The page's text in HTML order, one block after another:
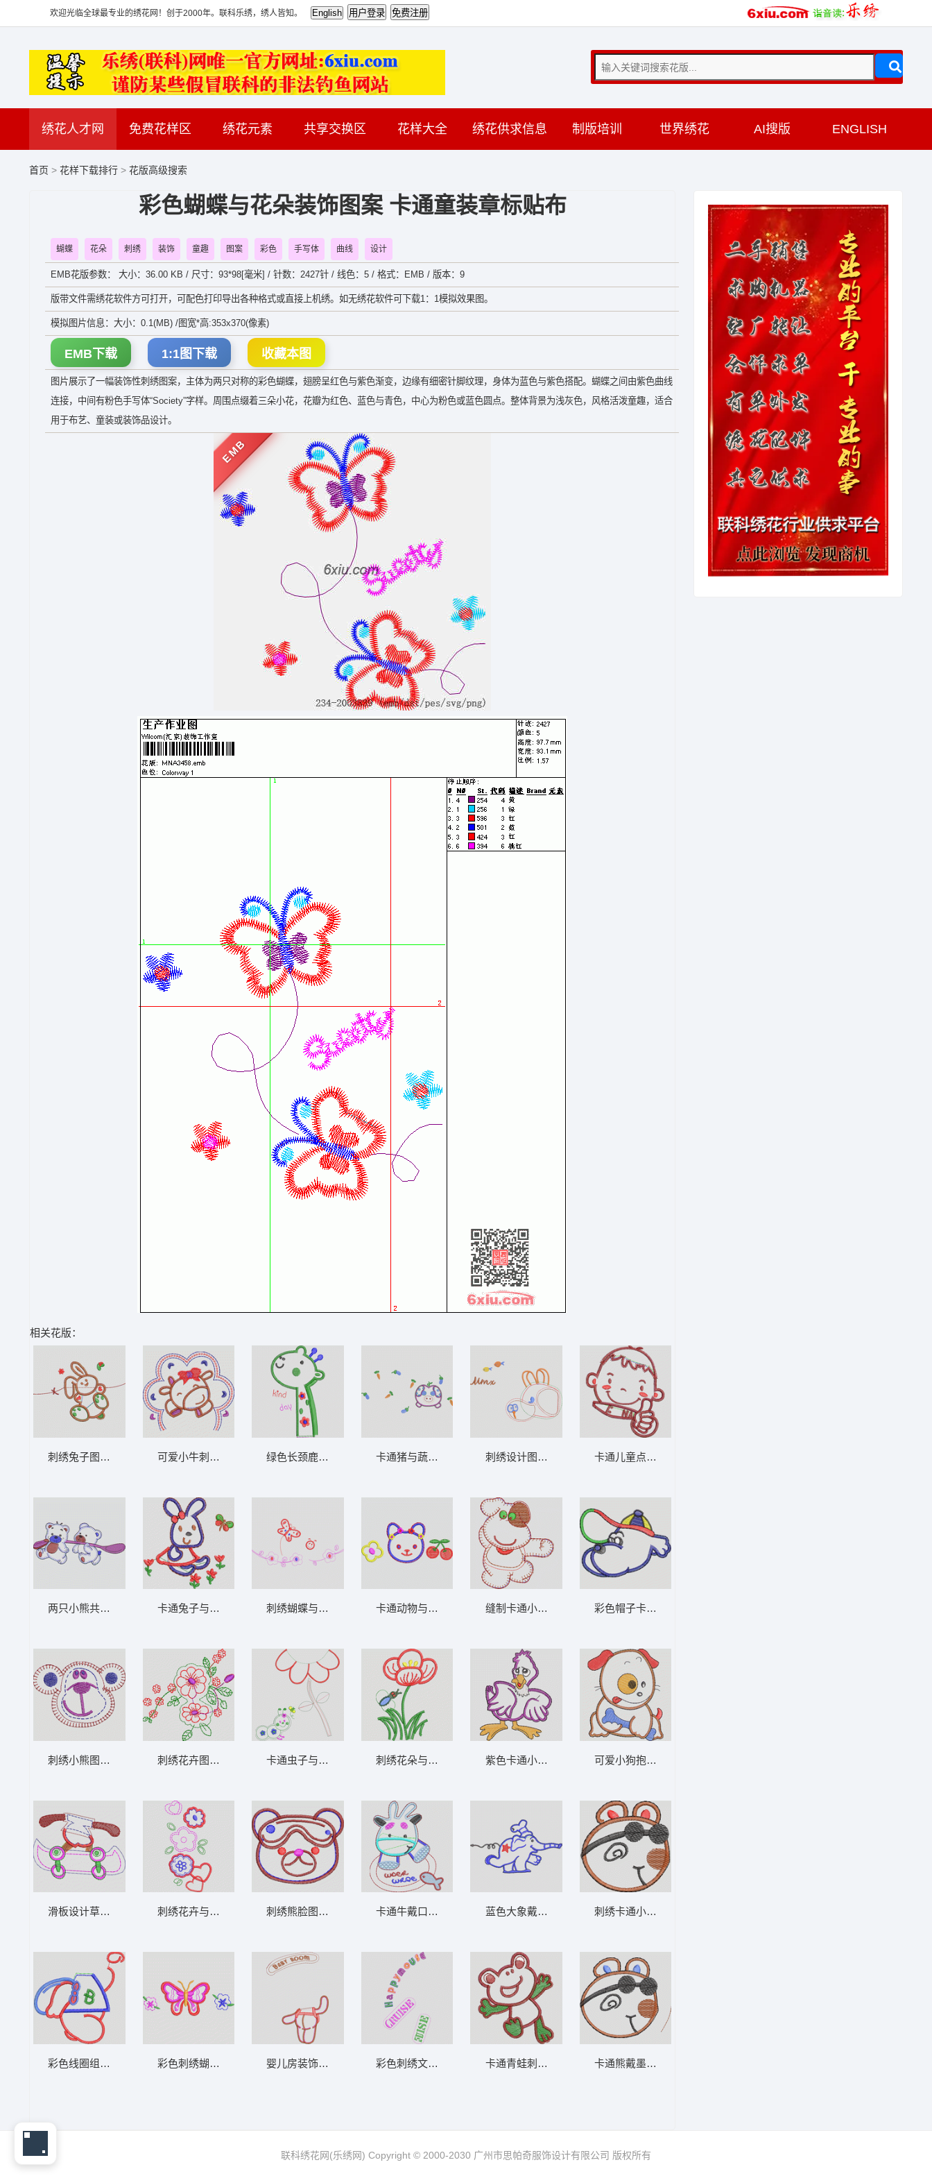
欢迎光临全球最专业的绣花网！创于2000年。联科乐绣，绣人皆知。
绣花人才网 免费花样区 绣花元素 共享交换区 花样大全 绣花供求信息 制版培训 世界绣花 AI搜版 ENGLISH
首页 > 花样下载排行 > 花版高级搜索
彩色蝴蝶与花朵装饰图案 卡通童装章标贴布
蝴蝶 花朵 刺绣 装饰 童趣 图案 彩色 手写体 曲线 设计
EMB花版参数： 大小：36.00 KB / 尺寸：93*98[毫米] / 针数：2427针 / 线色：5 / 格式：EMB / 版本：9
版带文件需绣花软件方可打开，可配色打印导出各种格式或直接上机绣。如无绣花软件可下载1：1模拟效果图。
模拟图片信息：大小：0.1(MB) /图宽*高:353x370(像素)
EMB下载 1:1图下载 收藏本图
图片展示了一幅装饰性刺绣图案，主体为两只对称的彩色蝴蝶，翅膀呈红色与紫色渐变，边缘有细密针脚纹理，身体为蓝色与紫色搭配。蝴蝶之间由紫色曲线
连接，中间有粉色手写体“Society”字样。周围点缀着三朵小花，花瓣为红色、蓝色与青色，中心为粉色或蓝色圆点。整体背景为浅灰色，风格活泼童趣，适合
用于布艺、童装或装饰品设计。
EMB
相关花版：
刺绣兔子图案设计图 卡通童装章标贴布
两只小熊共用勺子 卡通童装章标贴布
刺绣小熊图案 卡通童装章标贴布
滑板设计草图 卡通童装章标贴布
彩色线圈组成的字母B图案 卡通童装章标贴
可爱小牛刺绣图案 卡通童装章标贴布
卡通兔子与花朵蝴蝶图案 卡通童装章标贴布
刺绣花卉图案设计 卡通童装章标贴布
刺绣花卉与心形图案设计 卡通童装章标贴布
彩色刺绣蝴蝶与花朵图案 卡通童装章标贴布
绿色长颈鹿卡通图案 卡通童装章标贴布
刺绣蝴蝶与花朵图案 卡通童装章标贴布
卡通虫子与花朵图案设计 卡通童装章标贴布
刺绣熊脸图案设计 卡通童装章标贴布
婴儿房装饰刺绣图案 卡通童装章标贴布
卡通猪与蔬菜刺绣图案 卡通童装章标贴布
卡通动物与水果装饰图案 卡通童装章标贴布
刺绣花朵与昆虫图案 卡通童装章标贴布
卡通牛戴口罩玩水 卡通童装章标贴布
彩色刺绣文字装饰图案 卡通童装章标贴布
刺绣设计图示例 卡通童装章标贴布
缝制卡通小熊图案 卡通童装章标贴布
紫色卡通小鸡图案 卡通童装章标贴布
蓝色大象戴厨师帽 卡通童装章标贴布
卡通青蛙刺绣图案 卡通童装章标贴布
联科绣花网(乐绣网) Copyright © 2000-2030 广州市思帕奇服饰设计有限公司 版权所有